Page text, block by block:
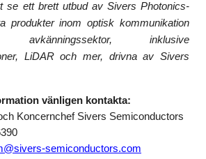
se ett brett utbud av Sivers Photonics-
produkter inom optisk kommunikation
inklusive
LiDAR och mer, drivna av Sivers
vänligen kontakta:
Koncernchef Sivers Semiconductors
semiconductors.com